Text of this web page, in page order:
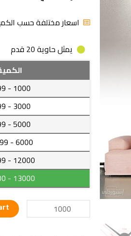
اسعار مختلفة حسب
يمثل حاوية 20 قدم
1000
- 2999
3000
- 4999
5000
- 5999
6000
- 11999
12000
- 12999
13000
- 14000
ساعة
حائط
تصميمات
عصرية
عالية
quantity